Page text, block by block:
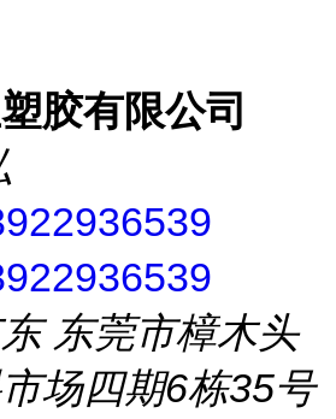
胶有限公司
东莞市樟木头
场四期6栋35号